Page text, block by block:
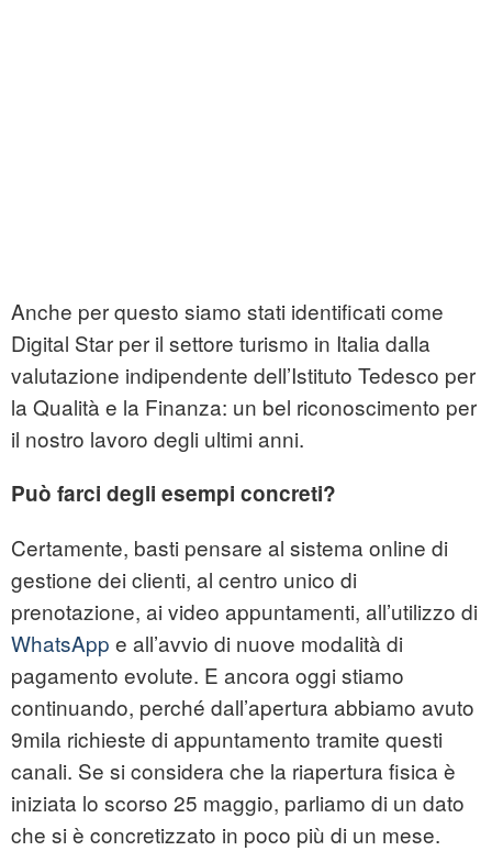
Anche per questo siamo stati identificati come
Digital Star per il settore turismo in Italia dalla
valutazione indipendente dell’Istituto Tedesco per
la Qualità e la Finanza: un bel riconoscimento per
il nostro lavoro degli ultimi anni.
Può farci degli esempi concreti?
Certamente, basti pensare al sistema online di
gestione dei clienti, al centro unico di
prenotazione, ai video appuntamenti, all’utilizzo di
WhatsApp e all’avvio di nuove modalità di
pagamento evolute. E ancora oggi stiamo
continuando, perché dall’apertura abbiamo avuto
9mila richieste di appuntamento tramite questi
canali. Se si considera che la riapertura fisica è
iniziata lo scorso 25 maggio, parliamo di un dato
che si è concretizzato in poco più di un mese.